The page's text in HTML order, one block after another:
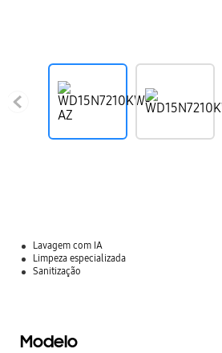
Lavagem com IA
Limpeza especializada
Sanitização
Modelo